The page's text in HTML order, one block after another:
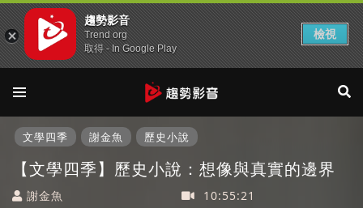
文學四季 謝金魚 歷史小說
【文學四季】歷史小說：想像與真實的邊界
謝金魚
10:55:21
趨勢影音
Trend org
取得 - In Google Play
檢視